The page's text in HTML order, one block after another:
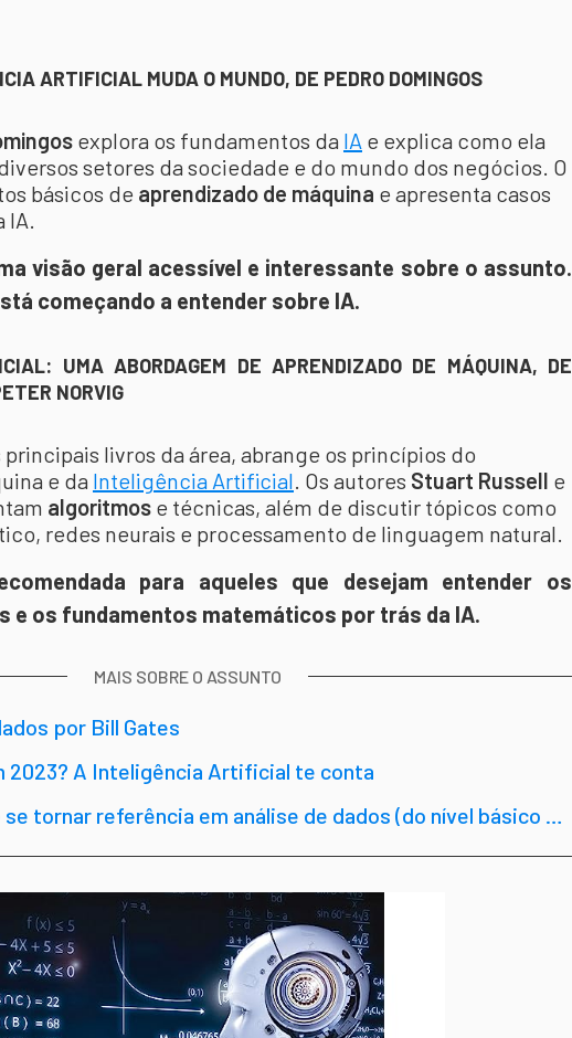
ARTIFICIAL MUDA O MUNDO, DE PEDRO DOMINGOS
explora os fundamentos da IA e explica como ela
setores da sociedade e do mundo dos negócios. O
básicos de aprendizado de máquina e apresenta casos
IA.
visão geral acessível e interessante sobre o assunto.
começando a entender sobre IA.
UMA ABORDAGEM DE APRENDIZADO DE MÁQUINA, DE
NORVIG
livros da área, abrange os princípios do
e da Inteligência Artificial. Os autores Stuart Russell e
algoritmos e técnicas, além de discutir tópicos como
redes neurais e processamento de linguagem natural.
para aqueles que desejam entender os
e os fundamentos matemáticos por trás da IA.
MAIS SOBRE O ASSUNTO
por Bill Gates
2023? A Inteligência Artificial te conta
tornar referência em análise de dados (do nível básico ao